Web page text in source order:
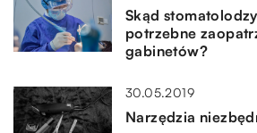
Skąd
potrzebne
gabinetów?
30.05.2019
Narzędzia